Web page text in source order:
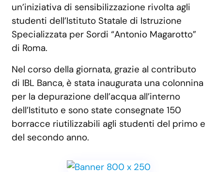
un’iniziativa di sensibilizzazione rivolta agli
studenti dell’Istituto Statale di Istruzione
Specializzata per Sordi “Antonio Magarotto”
di Roma.
Nel corso della giornata, grazie al contributo
di IBL Banca, è stata inaugurata una colonnina
per la depurazione dell’acqua all’interno
dell’Istituto e sono state consegnate 150
borracce riutilizzabili agli studenti del primo e
del secondo anno.